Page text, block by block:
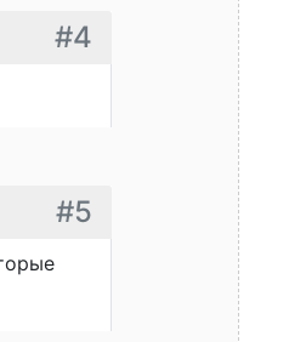
#4
#5